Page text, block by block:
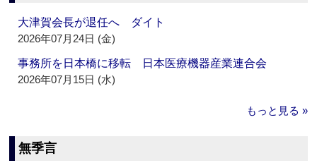
大津賀会長が退任へ ダイト
2026年07月24日 (金)
事務所を日本橋に移転 日本医療機器産業連合会
2026年07月15日 (水)
もっと見る »
無季言